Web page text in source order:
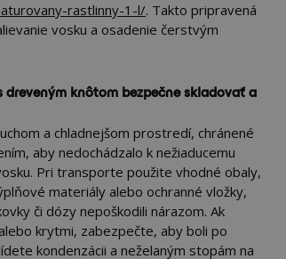
rastlinny-1-l/. Takto pripravená
vosku a osadenie čerstvým
dreveným knôtom bezpečne skladovať a
a chladnejšom prostredí, chránené
aby nedochádzalo k nežiaducemu
Pri transporte použite vhodné obaly,
materiály alebo ochranné vložky,
či dózy nepoškodili nárazom. Ak
krytmi, zabezpečte, aby boli po
kondenzácii a neželaným stopám na